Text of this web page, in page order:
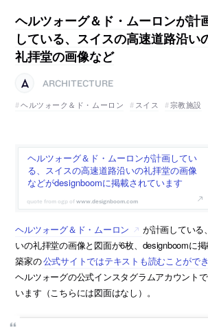
ヘルツォーグ＆ド・ムーロンが計
している、スイスの高速道路沿い
礼拝堂の画像など
ARCHITECTURE
ヘルツォーク＆ド・ムーロン
スイス 宗教施設
ヘルツォーグ＆ド・ムーロンが計画してい
る、スイスの高速道路沿いの礼拝堂の画像
などがdesignboomに掲載されています
www.designboom.com
ヘルツォーグ＆ド・ムーロン
が計画している
いの礼拝堂の画像と図面が6枚、designboomに
築家の公式サイトではテキストも読むことがで
ヘルツォーグの公式インスタグラムアカウント
います（こちらには図面はなし）。